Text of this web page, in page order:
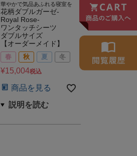
華やかで気品あふれる寝室を
花柄ダブルガーゼ-
Royal Rose-
ワンタッチシーツ
ダブルサイズ
【オーダーメイド】
春 秋 夏 冬
¥15,004税込
商品を見る